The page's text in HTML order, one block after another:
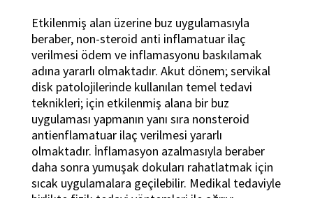
Etkilenmiş alan üzerine buz uygulamasıyla
beraber, non-steroid anti inflamatuar ilaç
verilmesi ödem ve inflamasyonu baskılamak
adına yararlı olmaktadır. Akut dönem; servikal
disk patolojilerinde kullanılan temel tedavi
teknikleri; için etkilenmiş alana bir buz
uygulaması yapmanın yanı sıra nonsteroid
antienflamatuar ilaç verilmesi yararlı
olmaktadır. İnflamasyon azalmasıyla beraber
daha sonra yumuşak dokuları rahatlatmak için
sıcak uygulamalara geçilebilir. Medikal tedaviyle